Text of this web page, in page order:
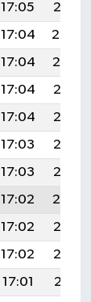
17:05
20:21
17:04
20:20
17:04
20:19
17:04
20:18
17:04
20:17
17:03
20:16
17:03
20:15
17:02
20:14
17:02
20:13
17:02
20:12
17:01
20:11